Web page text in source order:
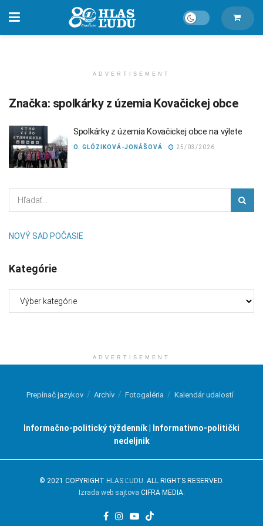
ADVERTISEMENT
Značka: spolkárky z územia Kovačickej obce
Spolkárky z územia Kovačickej obce na výlete
O. GLÓZIKOVÁ-JONÁŠOVÁ 25/03/2026
NOVÝ SAD POČASIE
Kategórie
ADVERTISEMENT
Prepínač jazykov Archív Fotogaléria Kalendár udalostí
Informačno-politický týždenník | Informativno-politički
nedeljnik
© 2021 COPYRIGHT HLAS ĽUDU . ALL RIGHTS RESERVED.
Izrada web sajtova CIFRA MEDIA.